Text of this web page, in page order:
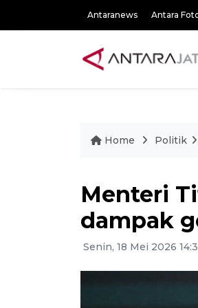
Antaranews Antara
Home Politik
Menteri
dampak
Senin, 18 Mei 2026